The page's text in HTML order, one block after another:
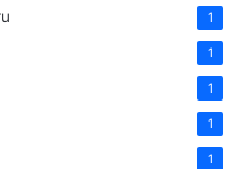
1
1
1
1
1